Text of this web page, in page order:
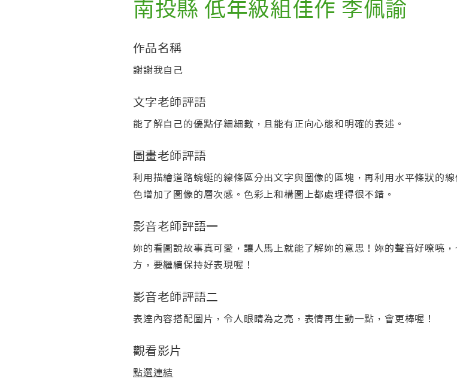
南投縣 低年級組佳作 李佩諭
作品名稱
謝謝我自己
文字老師評語
能了解自己的優點仔細細數，且能有正向心態和明確的表述。
圖畫老師評語
利用描繪道路蜿蜒的線條區分出文字與圖像的區塊，再利用水平條狀的線
色增加了圖像的層次感。色彩上和構圖上都處理得很不錯。
影音老師評語一
妳的看圖說故事真可愛，讓人馬上就能了解妳的意思！妳的聲音好嘹喨，
方，要繼續保持好表現喔！
影音老師評語二
表達內容搭配圖片，令人眼睛為之亮，表情再生動一點，會更棒喔！
觀看影片
點選連結